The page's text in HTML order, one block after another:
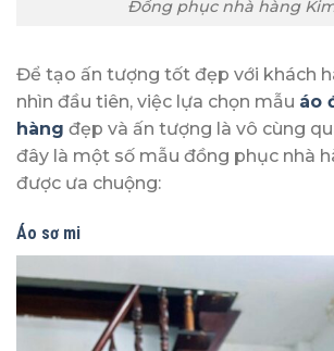
Đồng phục nhà hàng
Để tạo ấn tượng tốt đẹp với khách
nhìn đầu tiên, việc lựa chọn mẫu áo
hàng đẹp và ấn tượng là vô cùng
đây là một số mẫu đồng phục nhà
được ưa chuộng:
Áo sơ mi